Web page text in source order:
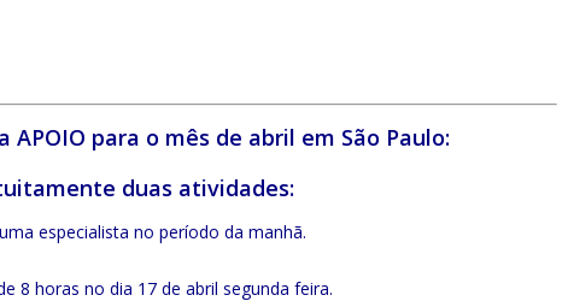
para o mês de abril em São Paulo:
duas atividades:
especialista no período da manhã.
8 horas no dia 17 de abril segunda feira.